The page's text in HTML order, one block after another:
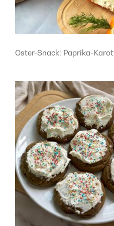
Oster-Snack: Paprika-